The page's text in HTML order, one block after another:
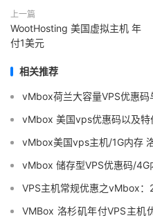
上一篇
WootHosting 美国虚拟主机 年
付1美元
相关推荐
vMbox荷兰大容量VPS优惠码
vMbox 美国vps优惠码以及
vMbox美国vps主机/1G内存
vMbox 储存型VPS优惠码/
VPS主机常规优惠之vMbox
VMBox 洛杉矶年付VPS主机